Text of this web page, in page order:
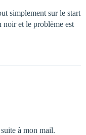
simplement sur le start
noir et le problème est
à mon mail.